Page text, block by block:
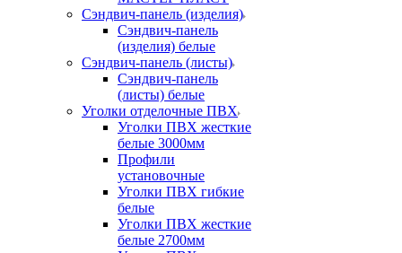
Сэндвич-панель (изделия)
Сэндвич-панель
(изделия) белые
Сэндвич-панель (листы)
Сэндвич-панель
(листы) белые
Уголки отделочные ПВХ
Уголки ПВХ жесткие
белые 3000мм
Профили
установочные
Уголки ПВХ гибкие
белые
Уголки ПВХ жесткие
белые 2700мм